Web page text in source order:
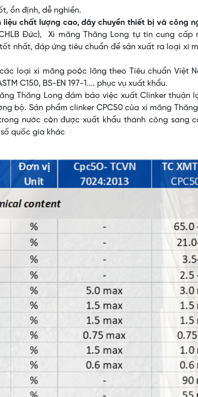
ổn định, dễ nghiền.
liệu chất lượng cao, dây chuyền thiết bị và công
Đức), Xi măng Thăng Long tự tin cung cấp
nhất, đáp ứng tiêu chuẩn để sản xuất ra loại xi
loại xi măng poóc lăng theo Tiêu chuẩn Việt
C150, BS-EN 197-1.... phục vụ xuất khẩu.
Thăng Long đảm bảo việc xuất Clinker thuận
bộ. Sản phẩm clinker CPC50 của xi măng
nước còn được xuất khẩu thành công sang
quốc gia khác